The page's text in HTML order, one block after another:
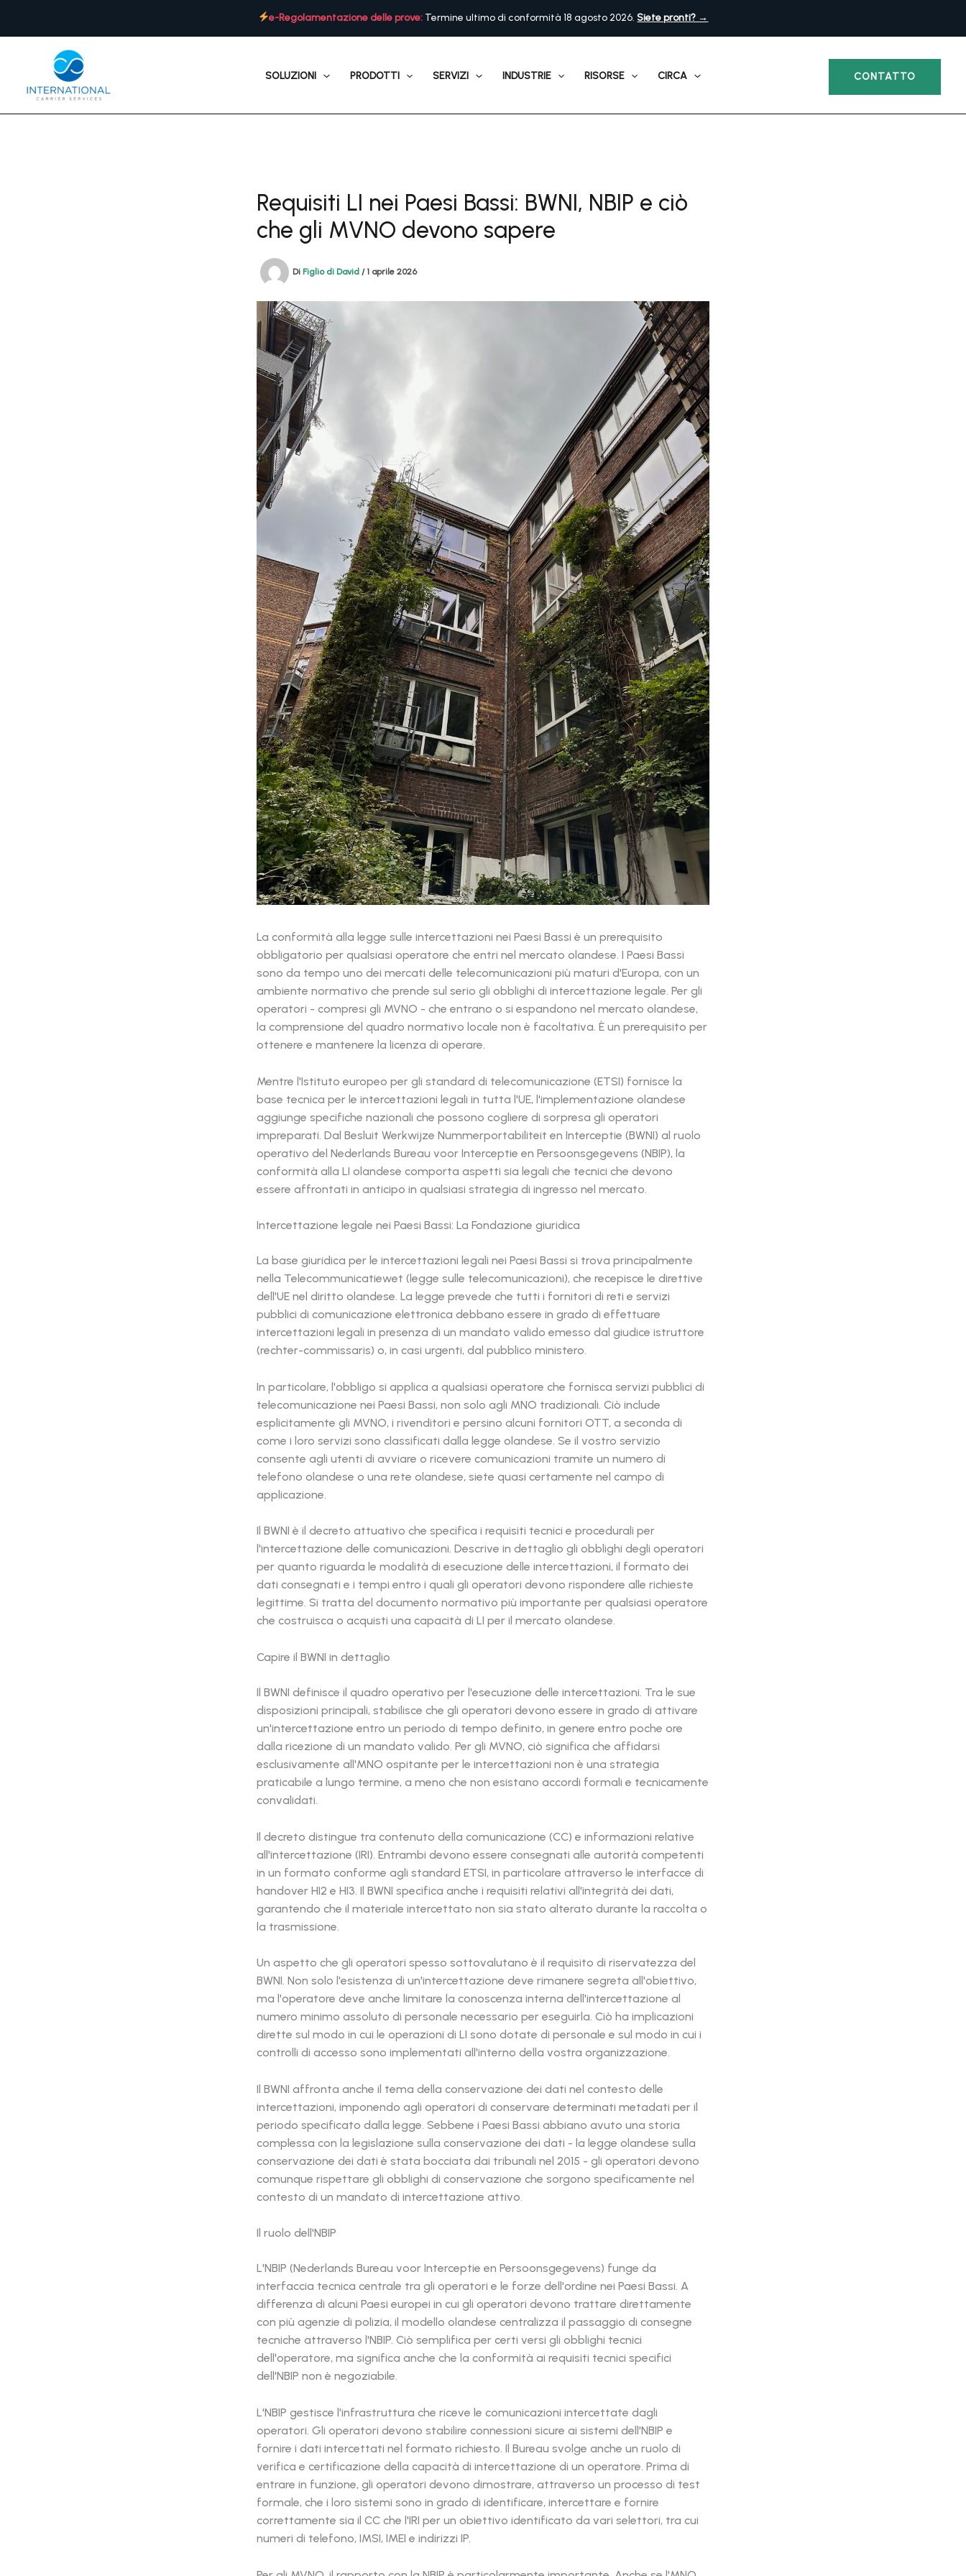
e-Regolamentazione delle prove: Termine ultimo di conformità 18 agosto 2026.Siete pronti? →
SOLUZIONI PRODOTTI SERVIZI INDUSTRIE RISORSE CIRCA CONTATTO
Requisiti LI nei Paesi Bassi: BWNI, NBIP e ciò
che gli MVNO devono sapere
Di Figlio di David / 1 aprile 2026
La conformità alla legge sulle intercettazioni nei Paesi Bassi è un prerequisito
obbligatorio per qualsiasi operatore che entri nel mercato olandese. I Paesi Bassi
sono da tempo uno dei mercati delle telecomunicazioni più maturi d'Europa, con un
ambiente normativo che prende sul serio gli obblighi di intercettazione legale. Per gli
operatori - compresi gli MVNO - che entrano o si espandono nel mercato olandese,
la comprensione del quadro normativo locale non è facoltativa. È un prerequisito per
ottenere e mantenere la licenza di operare.
Mentre l'Istituto europeo per gli standard di telecomunicazione (ETSI) fornisce la
base tecnica per le intercettazioni legali in tutta l'UE, l'implementazione olandese
aggiunge specifiche nazionali che possono cogliere di sorpresa gli operatori
impreparati. Dal Besluit Werkwijze Nummerportabiliteit en Interceptie (BWNI) al ruolo
operativo del Nederlands Bureau voor Interceptie en Persoonsgegevens (NBIP), la
conformità alla LI olandese comporta aspetti sia legali che tecnici che devono
essere affrontati in anticipo in qualsiasi strategia di ingresso nel mercato.
Intercettazione legale nei Paesi Bassi: La Fondazione giuridica
La base giuridica per le intercettazioni legali nei Paesi Bassi si trova principalmente
nella Telecommunicatiewet (legge sulle telecomunicazioni), che recepisce le direttive
dell'UE nel diritto olandese. La legge prevede che tutti i fornitori di reti e servizi
pubblici di comunicazione elettronica debbano essere in grado di effettuare
intercettazioni legali in presenza di un mandato valido emesso dal giudice istruttore
(rechter-commissaris) o, in casi urgenti, dal pubblico ministero.
In particolare, l'obbligo si applica a qualsiasi operatore che fornisca servizi pubblici di
telecomunicazione nei Paesi Bassi, non solo agli MNO tradizionali. Ciò include
esplicitamente gli MVNO, i rivenditori e persino alcuni fornitori OTT, a seconda di
come i loro servizi sono classificati dalla legge olandese. Se il vostro servizio
consente agli utenti di avviare o ricevere comunicazioni tramite un numero di
telefono olandese o una rete olandese, siete quasi certamente nel campo di
applicazione.
Il BWNI è il decreto attuativo che specifica i requisiti tecnici e procedurali per
l'intercettazione delle comunicazioni. Descrive in dettaglio gli obblighi degli operatori
per quanto riguarda le modalità di esecuzione delle intercettazioni, il formato dei
dati consegnati e i tempi entro i quali gli operatori devono rispondere alle richieste
legittime. Si tratta del documento normativo più importante per qualsiasi operatore
che costruisca o acquisti una capacità di LI per il mercato olandese.
Capire il BWNI in dettaglio
Il BWNI definisce il quadro operativo per l'esecuzione delle intercettazioni. Tra le sue
disposizioni principali, stabilisce che gli operatori devono essere in grado di attivare
un'intercettazione entro un periodo di tempo definito, in genere entro poche ore
dalla ricezione di un mandato valido. Per gli MVNO, ciò significa che affidarsi
esclusivamente all'MNO ospitante per le intercettazioni non è una strategia
praticabile a lungo termine, a meno che non esistano accordi formali e tecnicamente
convalidati.
Il decreto distingue tra contenuto della comunicazione (CC) e informazioni relative
all'intercettazione (IRI). Entrambi devono essere consegnati alle autorità competenti
in un formato conforme agli standard ETSI, in particolare attraverso le interfacce di
handover HI2 e HI3. Il BWNI specifica anche i requisiti relativi all'integrità dei dati,
garantendo che il materiale intercettato non sia stato alterato durante la raccolta o
la trasmissione.
Un aspetto che gli operatori spesso sottovalutano è il requisito di riservatezza del
BWNI. Non solo l'esistenza di un'intercettazione deve rimanere segreta all'obiettivo,
ma l'operatore deve anche limitare la conoscenza interna dell'intercettazione al
numero minimo assoluto di personale necessario per eseguirla. Ciò ha implicazioni
dirette sul modo in cui le operazioni di LI sono dotate di personale e sul modo in cui i
controlli di accesso sono implementati all'interno della vostra organizzazione.
Il BWNI affronta anche il tema della conservazione dei dati nel contesto delle
intercettazioni, imponendo agli operatori di conservare determinati metadati per il
periodo specificato dalla legge. Sebbene i Paesi Bassi abbiano avuto una storia
complessa con la legislazione sulla conservazione dei dati - la legge olandese sulla
conservazione dei dati è stata bocciata dai tribunali nel 2015 - gli operatori devono
comunque rispettare gli obblighi di conservazione che sorgono specificamente nel
contesto di un mandato di intercettazione attivo.
Il ruolo dell'NBIP
L'NBIP (Nederlands Bureau voor Interceptie en Persoonsgegevens) funge da
interfaccia tecnica centrale tra gli operatori e le forze dell'ordine nei Paesi Bassi. A
differenza di alcuni Paesi europei in cui gli operatori devono trattare direttamente
con più agenzie di polizia, il modello olandese centralizza il passaggio di consegne
tecniche attraverso l'NBIP. Ciò semplifica per certi versi gli obblighi tecnici
dell'operatore, ma significa anche che la conformità ai requisiti tecnici specifici
dell'NBIP non è negoziabile.
L'NBIP gestisce l'infrastruttura che riceve le comunicazioni intercettate dagli
operatori. Gli operatori devono stabilire connessioni sicure ai sistemi dell'NBIP e
fornire i dati intercettati nel formato richiesto. Il Bureau svolge anche un ruolo di
verifica e certificazione della capacità di intercettazione di un operatore. Prima di
entrare in funzione, gli operatori devono dimostrare, attraverso un processo di test
formale, che i loro sistemi sono in grado di identificare, intercettare e fornire
correttamente sia il CC che l'IRI per un obiettivo identificato da vari selettori, tra cui
numeri di telefono, IMSI, IMEI e indirizzi IP.